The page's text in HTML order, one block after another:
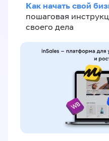
Как начать свой
пошаговая
своего дела